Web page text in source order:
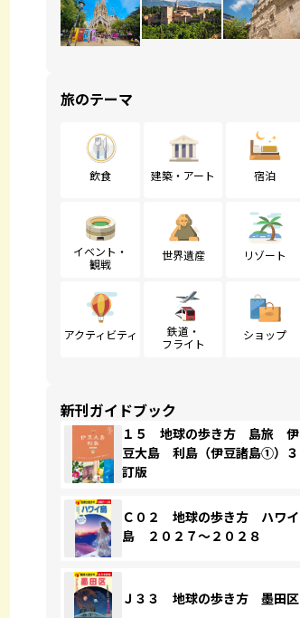
旅のテーマ
飲食 建築・アート 宿泊
イベント・
観戦
世界遺産 リゾート
アクティビティ
鉄道・
フライト
ショップ
新刊ガイドブック
１５ 地球の歩き方 島旅 伊
豆大島 利島（伊豆諸島①）３
訂版
Ｃ０２ 地球の歩き方 ハワイ
島 ２０２７～２０２８
Ｊ３３ 地球の歩き方 墨田区